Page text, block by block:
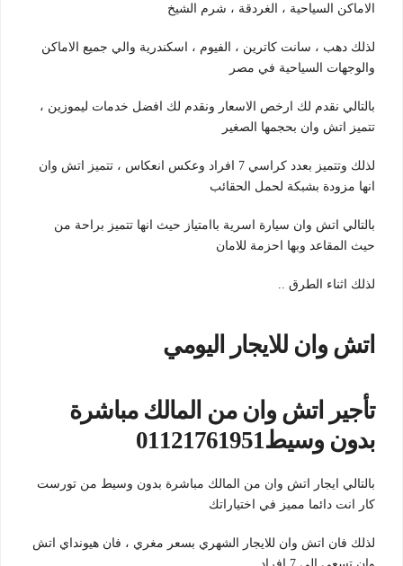
الاماكن السياحية ، الغردقة ، شرم الشيخ
لذلك دهب ، سانت كاترين ، الفيوم ، اسكندرية والي جميع الاماكن
والوجهات السياحية في مصر
بالتالي نقدم لك ارخص الاسعار ونقدم لك افضل خدمات ليموزين ،
تتميز اتش وان بحجمها الصغير
لذلك وتتميز بعدد كراسي 7 افراد وعكس انعكاس ، تتميز اتش وان
انها مزودة بشبكة لحمل الحقائب
بالتالي اتش وان سيارة اسرية باامتياز حيث انها تتميز براحة من
حيث المقاعد وبها احزمة للامان
لذلك اثناء الطرق ..
اتش وان للايجار اليومي
تأجير اتش وان من المالك مباشرة
بدون وسيط01121761951
بالتالي ايجار اتش وان من المالك مباشرة بدون وسيط من تورست
كار انت دائما مميز في اختياراتك
لذلك فان اتش وان للايجار الشهري بسعر مغري ، فان هيونداي اتش